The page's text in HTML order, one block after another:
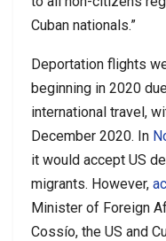
Cuban nationals.”
Deportation flights
beginning in 2020
international travel,
December 2020. In
it would accept US
migrants. However,
Minister of Foreign
Cossío, the US and